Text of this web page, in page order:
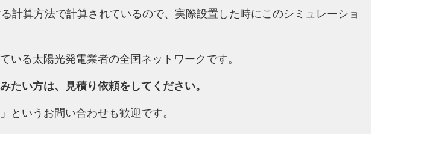
計算方法で計算されているので、実際設置した時にこのシミュレーショ
いる太陽光発電業者の全国ネットワークです。
たい方は、見積り依頼をしてください。
というお問い合わせも歓迎です。